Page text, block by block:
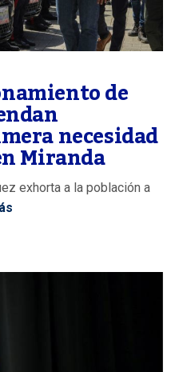
de
necesidad
Miranda
exhorta a la población a